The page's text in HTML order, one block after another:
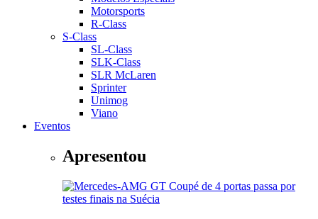
Motorsports
R-Class
S-Class
SL-Class
SLK-Class
SLR McLaren
Sprinter
Unimog
Viano
Eventos
Apresentou